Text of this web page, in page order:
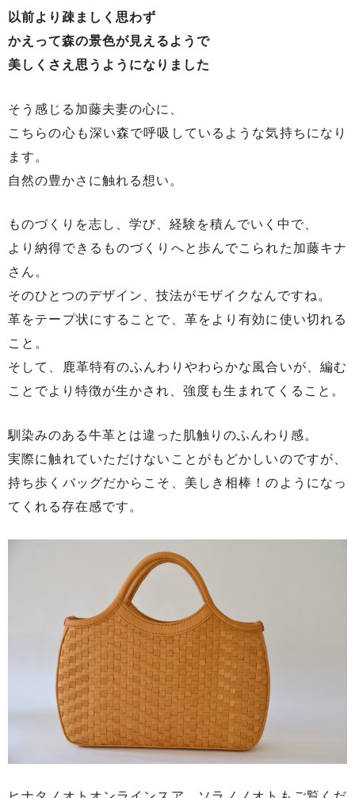
以前より疎ましく思わず
かえって森の景色が見えるようで
美しくさえ思うようになりました
そう感じる加藤夫妻の心に、
こちらの心も深い森で呼吸しているような気持ちになり
ます。
自然の豊かさに触れる想い。
ものづくりを志し、学び、経験を積んでいく中で、
より納得できるものづくりへと歩んでこられた加藤キナ
さん。
そのひとつのデザイン、技法がモザイクなんですね。
革をテープ状にすることで、革をより有効に使い切れる
こと。
そして、鹿革特有のふんわりやわらかな風合いが、編む
ことでより特徴が生かされ、強度も生まれてくること。
馴染みのある牛革とは違った肌触りのふんわり感。
実際に触れていただけないことがもどかしいのですが、
持ち歩くバッグだからこそ、美しき相棒！のようになっ
てくれる存在感です。